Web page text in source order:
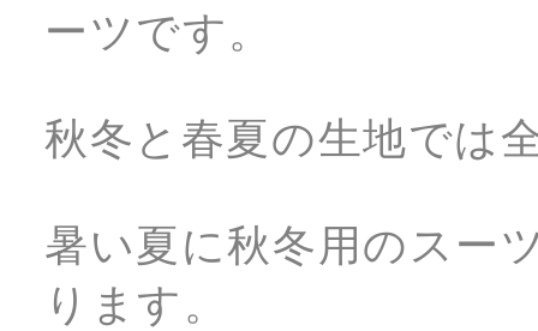
ーツです。
秋冬と春夏の生地では
暑い夏に秋冬用のスー
ります。